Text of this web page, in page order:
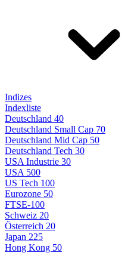
Indizes
Indexliste
Deutschland 40
Deutschland Small Cap 70
Deutschland Mid Cap 50
Deutschland Tech 30
USA Industrie 30
USA 500
US Tech 100
Eurozone 50
FTSE-100
Schweiz 20
Österreich 20
Japan 225
Hong Kong 50